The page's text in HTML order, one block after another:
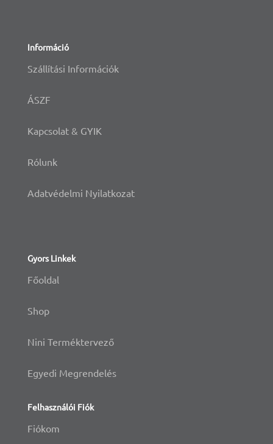
Információ
Szállítási Információk
ÁSZF
Kapcsolat & GYIK
Rólunk
Adatvédelmi Nyilatkozat
Gyors Linkek
Főoldal
Shop
Nini Terméktervező
Egyedi Megrendelés
Felhasználói Fiók
Fiókom